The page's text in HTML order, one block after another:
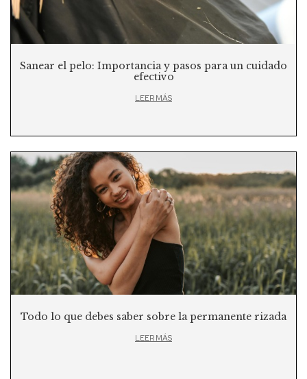
Sanear el pelo: Importancia y pasos para un cuidado
efectivo
LEER MÁS
Todo lo que debes saber sobre la permanente rizada
LEER MÁS